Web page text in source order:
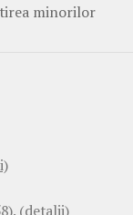
minorilor
(detalii)